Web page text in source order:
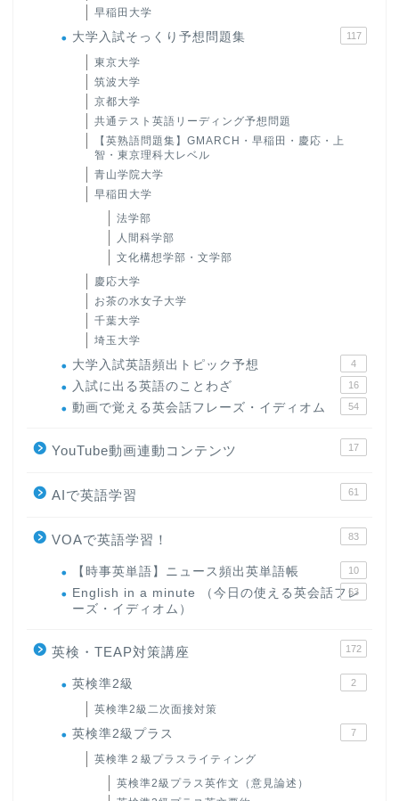
早稲田大学
大学入試そっくり予想問題集 117
東京大学
筑波大学
京都大学
共通テスト英語リーディング予想問題
【英熟語問題集】GMARCH・早稲田・慶応・上
智・東京理科大レベル
青山学院大学
早稲田大学
法学部
人間科学部
文化構想学部・文学部
慶応大学
お茶の水女子大学
千葉大学
埼玉大学
大学入試英語頻出トピック予想 4
入試に出る英語のことわざ 16
動画で覚える英会話フレーズ・イディオム 54
YouTube動画連動コンテンツ 17
AIで英語学習 61
VOAで英語学習！ 83
【時事英単語】ニュース頻出英単語帳 10
English in a minute （今日の使える英会話フレ
ーズ・イディオム）
63
英検・TEAP対策講座 172
英検準2級 2
英検準2級二次面接対策
英検準2級プラス 7
英検準２級プラスライティング
英検準2級プラス英作文（意見論述）